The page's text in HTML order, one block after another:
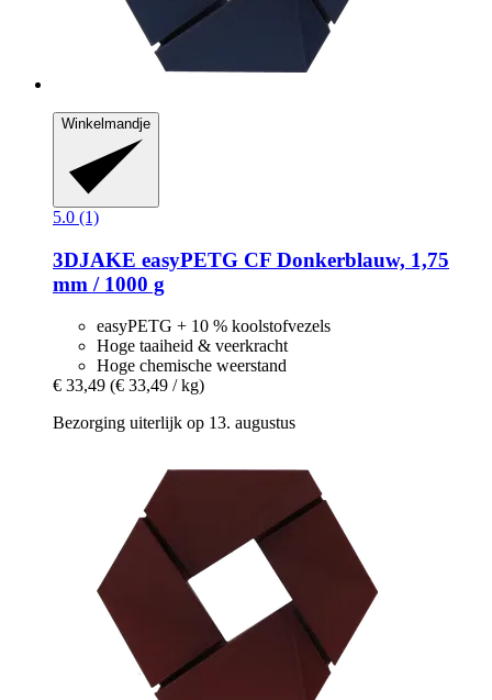
Winkelmandje
5.0 (1)
3DJAKE easyPETG CF Donkerblauw, 1,75
mm / 1000 g
easyPETG + 10 % koolstofvezels
Hoge taaiheid & veerkracht
Hoge chemische weerstand
€ 33,49 (€ 33,49 / kg)
Bezorging uiterlijk op 13. augustus